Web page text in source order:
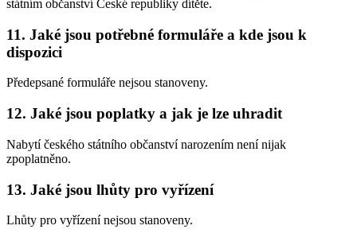
státním občanství České republiky dítěte.
11. Jaké jsou potřebné formuláře a kde jsou k
dispozici
Předepsané formuláře nejsou stanoveny.
12. Jaké jsou poplatky a jak je lze uhradit
Nabytí českého státního občanství narozením není nijak
zpoplatněno.
13. Jaké jsou lhůty pro vyřízení
Lhůty pro vyřízení nejsou stanoveny.